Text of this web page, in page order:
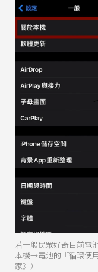
若一般民眾好奇目前電
本機→電池的『循環使
家》）